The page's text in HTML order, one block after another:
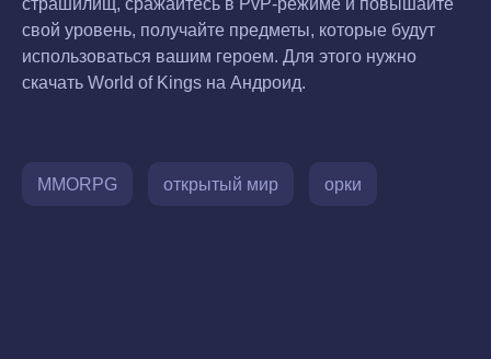
свой уровень, получайте предметы, которые будут
использоваться вашим героем. Для этого нужно
скачать World of Kings на Андроид.
MMORPG открытый мир орки